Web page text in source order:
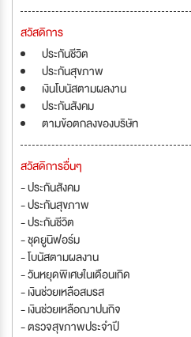
สวัสดิการ
ประกันชีวิต
ประกันสุขภาพ
เงินโบนัสตามผลงาน
ประกันสังคม
ตามข้อตกลงของบริษัท
สวัสดิการอื่นๆ
- ประกันสังคม
- ประกันสุขภาพ
- ประกันชีวิต
- ชุดยูนิฟอร์ม
- โบนัสตามผลงาน
- วันหยุดพิเศษในเดือนเกิด
- เงินช่วยเหลือสมรส
- เงินช่วยเหลือฌาปนกิจ
- ตรวจสุขภาพประจำปี